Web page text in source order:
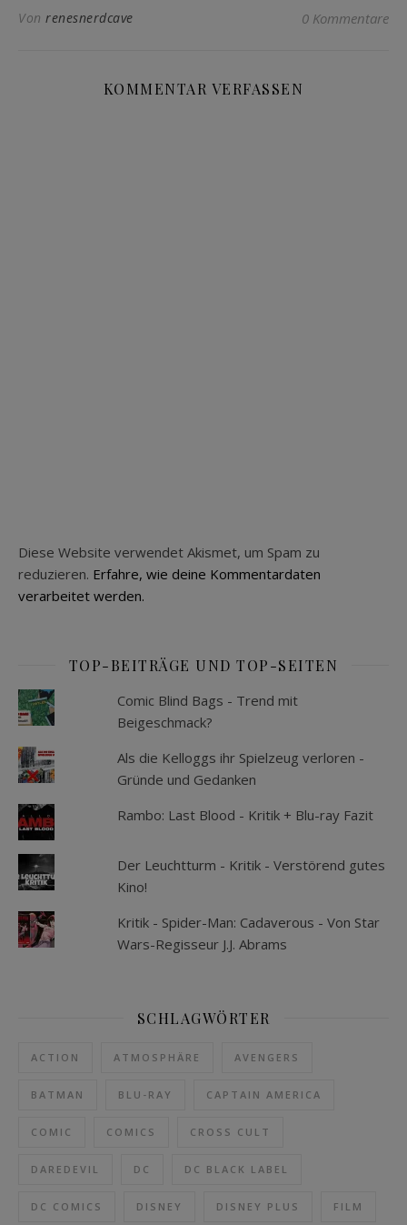
Von renesnerdcave 0 Kommentare
KOMMENTAR VERFASSEN
Diese Website verwendet Akismet, um Spam zu
reduzieren. Erfahre, wie deine Kommentardaten
verarbeitet werden.
TOP-BEITRÄGE UND TOP-SEITEN
Comic Blind Bags - Trend mit
Beigeschmack?
Als die Kelloggs ihr Spielzeug verloren -
Gründe und Gedanken
Rambo: Last Blood - Kritik + Blu-ray Fazit
Der Leuchtturm - Kritik - Verstörend gutes
Kino!
Kritik - Spider-Man: Cadaverous - Von Star
Wars-Regisseur J.J. Abrams
SCHLAGWÖRTER
ACTION ATMOSPHÄRE AVENGERS
BATMAN BLU-RAY CAPTAIN AMERICA
COMIC COMICS CROSS CULT
DAREDEVIL DC DC BLACK LABEL
DC COMICS DISNEY DISNEY PLUS FILM